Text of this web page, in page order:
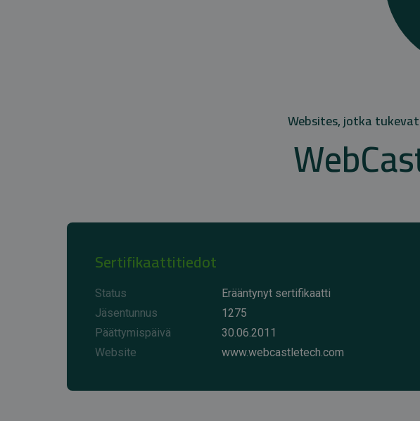
Websites, jotka
Sertifikaattitiedot
Status
Erääntynyt sertifikaatti
Jäsentunnus
1275
Päättymispäivä
30.06.2011
Website
www.webcastletech.com